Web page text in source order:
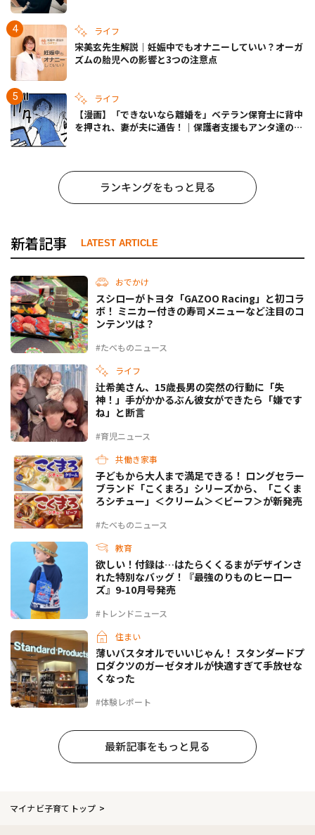
ライフ
宋美玄先生解説｜妊娠中でもオナニーしていい？オーガ
ズムの胎児への影響と3つの注意点
ライフ
【漫画】「できないなら離婚を」ベテラン保育士に背中
を押され、妻が夫に通告！｜保護者支援もアンタ達の仕
ランキングをもっと見る
新着記事 LATEST ARTICLE
おでかけ
#たべものニュース
スシローがトヨタ「GAZOO Racing」と初コラ
ボ！ ミニカー付きの寿司メニューなど注目のコ
ンテンツは？
ライフ
#育児ニュース
辻希美さん、15歳長男の突然の行動に「失
神！」手がかかるぶん彼女ができたら「嫌です
ね」と断言
共働き家事
#たべものニュース
子どもから大人まで満足できる！ ロングセラー
ブランド「こくまろ」シリーズから、「こくま
ろシチュー」＜クリーム＞＜ビーフ＞が新発売
教育
#トレンドニュース
欲しい！付録は…はたらくくるまがデザインさ
れた特別なバッグ！『最強のりものヒーロー
ズ』9-10月号発売
住まい
#体験レポート
薄いバスタオルでいいじゃん！ スタンダードプ
ロダクツのガーゼタオルが快適すぎて手放せな
くなった
最新記事をもっと見る
マイナビ子育てトップ